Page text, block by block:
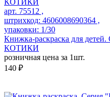
арт. 75512 ,
штрихкод: 4606008690364 ,
упаковки: 1/30
Книжка-раскраска для
КОТИКИ
розничная цена за 1шт.
140 ₽